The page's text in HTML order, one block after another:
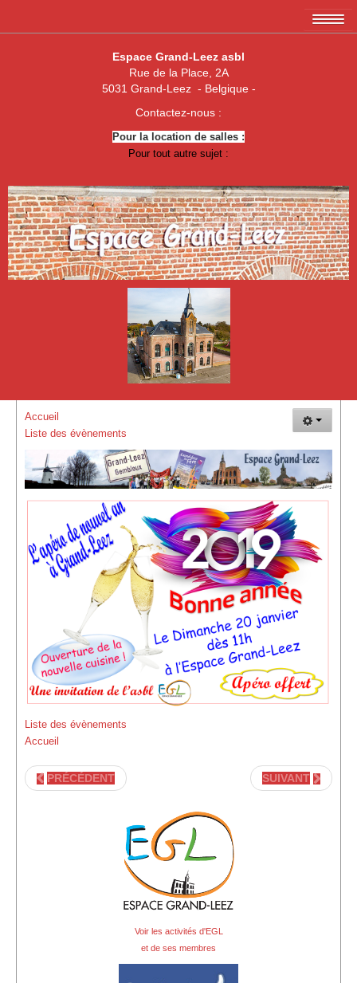
L'association EGL asbl
Amicale des 3 x 20
Association "Un enfant, une vie"
Royal Football Club Grand-Leez
Les pêcheurs réunis
Club des Jeunes de Grand-Leez
Nouvelle jeune paume Grand-Leez
La Plaine de Vacances de Grand-Leez
L'Hirondelle de Grand-Leez - Société Colombophile
Les événements
Vue d'ensemble des évènements
Evénements de EGL
Evènements de EGL Nature
Evénements des membres
GLEF 2017 : 150 ans de la maison communale
Autres évènements
Vue d'ensemble des évènements (Suite)
Comment nous rejoindre !
Location de Salle à l'Espace Grand-Leez
Description de la location
Salle du 1er étage (Photos)
Salle du 2d étage (Photos)
Reportages photographiques
Espace Grand-Leez asbl
Rue de la Place, 2A
5031 Grand-Leez - Belgique -
Contactez-nous :
Pour la location de salles :
Pour tout autre sujet :
Accueil
Liste des évènements
Liste des évènements
Accueil
PRÉCÉDENT SUIVANT
Voir les activités d'EGL
et de ses membres